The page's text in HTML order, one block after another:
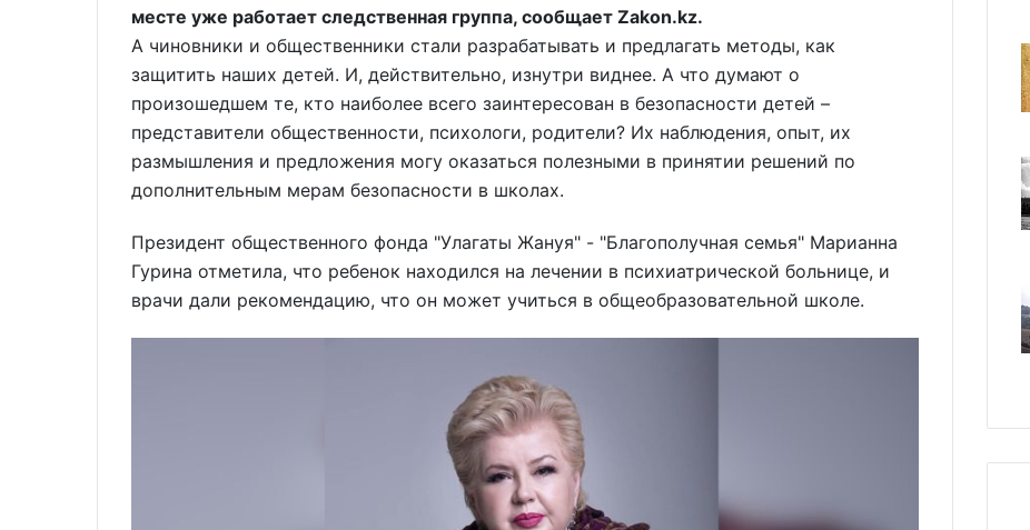
месте уже работает следственная группа, сообщает Zakon.kz.
А чиновники и общественники стали разрабатывать и предлагать методы, как
защитить наших детей. И, действительно, изнутри виднее. А что думают о
произошедшем те, кто наиболее всего заинтересован в безопасности детей –
представители общественности, психологи, родители? Их наблюдения, опыт, их
размышления и предложения могу оказаться полезными в принятии решений по
дополнительным мерам безопасности в школах.
Президент общественного фонда "Улагаты Жануя" - "Благополучная семья" Марианна
Гурина отметила, что ребенок находился на лечении в психиатрической больнице, и
врачи дали рекомендацию, что он может учиться в общеобразовательной школе.